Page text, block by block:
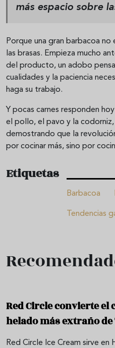
más espacio sobre
Porque una gran barbacoa no
las brasas. Empieza mucho
del producto, un adobo
cualidades y la paciencia
haga su trabajo.
Y pocas carnes responden
el pollo, el pavo y la
demostrando que la
por cocinar más, sino por
Etiquetas
Barbacoa
Tendencias
Red Circle convierte el
helado más extraño de
Red Circle Ice Cream sirve en